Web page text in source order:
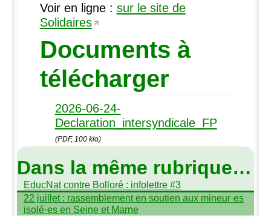
Voir en ligne : sur le site de
Solidaires
Documents à
télécharger
2026-06-24-
Declaration_intersyndicale_FP
(PDF, 100 kio)
Dans la même rubrique…
EducNat contre Bolloré : infolettre #3
22 juillet : rassemblement en soutien aux mineur·es
isolé·es en Seine et Marne